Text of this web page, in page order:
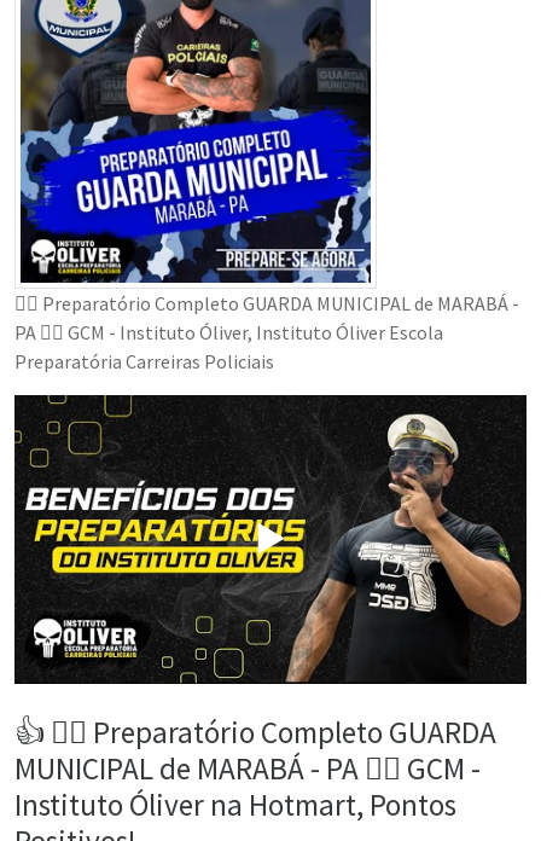
👮‍♂️ Preparatório Completo GUARDA MUNICIPAL de MARABÁ -
PA 👮‍♂️ GCM - Instituto Óliver, Instituto Óliver Escola
Preparatória Carreiras Policiais
▶️
👍 👮‍♂️ Preparatório Completo GUARDA
MUNICIPAL de MARABÁ - PA 👮‍♂️ GCM -
Instituto Óliver na Hotmart, Pontos